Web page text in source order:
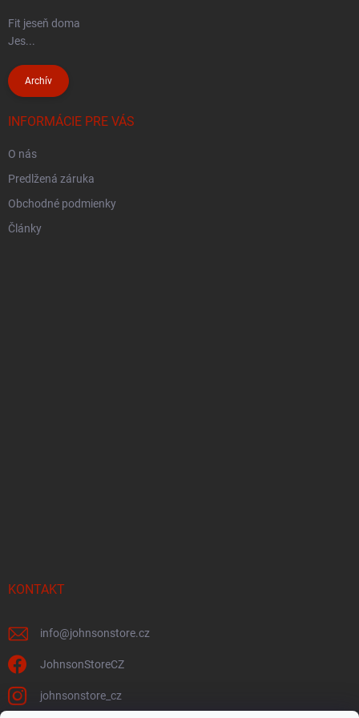
Fit jeseň doma
Jes...
Archív
INFORMÁCIE PRE VÁS
O nás
Predlžená záruka
Obchodné podmienky
Články
KONTAKT
info@johnsonstore.cz
JohnsonStoreCZ
johnsonstore_cz